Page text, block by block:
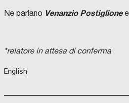
Ne parlano Venanzio Postiglionee
*relatore in attesa di conferma
English